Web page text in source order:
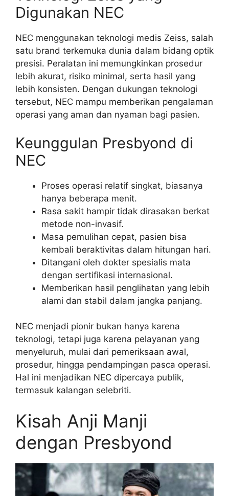
Digunakan NEC
NEC menggunakan teknologi medis Zeiss, salah
satu brand terkemuka dunia dalam bidang optik
presisi. Peralatan ini memungkinkan prosedur
lebih akurat, risiko minimal, serta hasil yang
lebih konsisten. Dengan dukungan teknologi
tersebut, NEC mampu memberikan pengalaman
operasi yang aman dan nyaman bagi pasien.
Keunggulan Presbyond di
NEC
Proses operasi relatif singkat, biasanya
hanya beberapa menit.
Rasa sakit hampir tidak dirasakan berkat
metode non-invasif.
Masa pemulihan cepat, pasien bisa
kembali beraktivitas dalam hitungan hari.
Ditangani oleh dokter spesialis mata
dengan sertifikasi internasional.
Memberikan hasil penglihatan yang lebih
alami dan stabil dalam jangka panjang.
NEC menjadi pionir bukan hanya karena
teknologi, tetapi juga karena pelayanan yang
menyeluruh, mulai dari pemeriksaan awal,
prosedur, hingga pendampingan pasca operasi.
Hal ini menjadikan NEC dipercaya publik,
termasuk kalangan selebriti.
Kisah Anji Manji
dengan Presbyond